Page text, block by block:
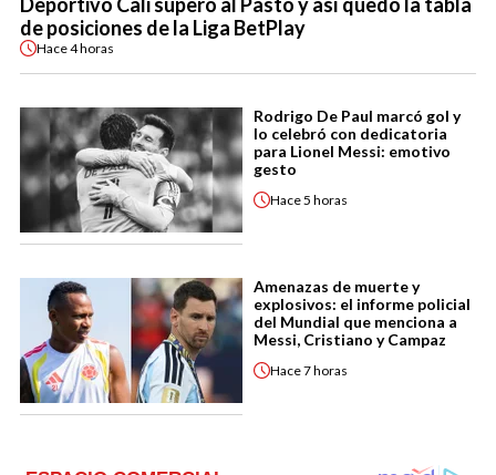
de posiciones de la Liga BetPlay
Hace4 horas
Rodrigo De Paul marcó gol y
lo celebró con dedicatoria
para Lionel Messi: emotivo
gesto
Hace5 horas
Amenazas de muerte y
explosivos: el informe policial
del Mundial que menciona a
Messi, Cristiano y Campaz
Hace7 horas